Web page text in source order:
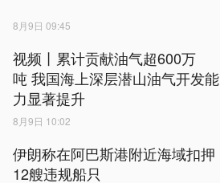
8月9日 09:45
视频丨累计贡献油气超600万
吨 我国海上深层潜山油气开发能
力显著提升
8月9日 10:02
伊朗称在阿巴斯港附近海域扣押
12艘违规船只